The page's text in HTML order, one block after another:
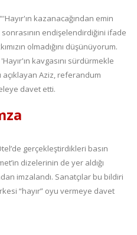
kazanacağından emin
endişelendirdiğini ifade
olmadığını düşünüyorum.
kavgasını sürdürmekle
açıklayan Aziz, referandum
davet etti.
gerçekleştirdikleri basın
dizelerinin de yer aldığı
imzalandı. Sanatçılar bu bildiri
“hayır” oyu vermeye davet